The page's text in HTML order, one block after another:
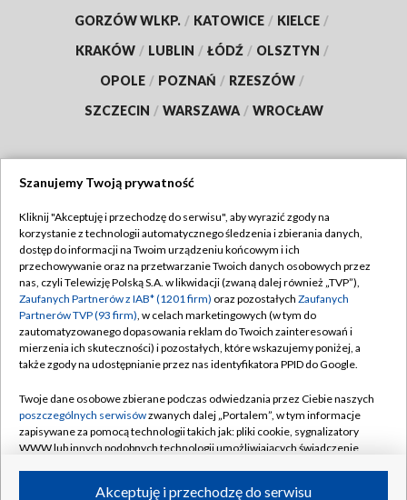
GORZÓW WLKP. / KATOWICE / KIELCE /
KRAKÓW / LUBLIN / ŁÓDŹ / OLSZTYN /
OPOLE / POZNAŃ / RZESZÓW /
SZCZECIN / WARSZAWA / WROCŁAW
TVP
Abonament TVP
Emisja w TVP
Centrum informacji TVP
Naziemna Telewizja Cyfrowa
Rada Programowa
System NOS
Informacje o nadawcy
Regulamin TVP
Polityka prywatności
Moje zgody
Pomoc
Kontakt
Kanały
Szanujemy Twoją prywatność
Kliknij "Akceptuję i przechodzę do serwisu", aby wyrazić zgody na
korzystanie z technologii automatycznego śledzenia i zbierania danych,
dostęp do informacji na Twoim urządzeniu końcowym i ich
przechowywanie oraz na przetwarzanie Twoich danych osobowych przez
nas, czyli Telewizję Polską S.A. w likwidacji (zwaną dalej również „TVP”),
Zaufanych Partnerów z IAB* (1201 firm) oraz pozostałych Zaufanych
Partnerów TVP (93 firm), w celach marketingowych (w tym do
zautomatyzowanego dopasowania reklam do Twoich zainteresowań i
mierzenia ich skuteczności) i pozostałych, które wskazujemy poniżej, a
także zgody na udostępnianie przez nas identyfikatora PPID do Google.
Twoje dane osobowe zbierane podczas odwiedzania przez Ciebie naszych
poszczególnych serwisówzwanych dalej „Portalem”, w tym informacje
zapisywane za pomocą technologii takich jak: pliki cookie, sygnalizatory
WWW lub innych podobnych technologii umożliwiających świadczenie
ruchu w Internecie.Akceptuję i przechodzę do serwisu